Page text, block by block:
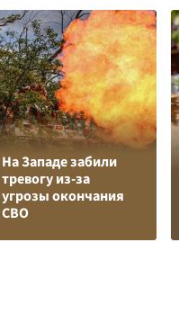
На Западе забили
тревогу из-за
угрозы окончания
СВО